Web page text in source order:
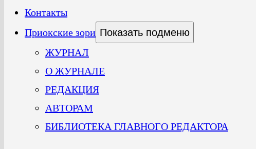
Контакты
Приокские зори Показать подменю
ЖУРНАЛ
О ЖУРНАЛЕ
РЕДАКЦИЯ
АВТОРАМ
БИБЛИОТЕКА ГЛАВНОГО РЕДАКТОРА